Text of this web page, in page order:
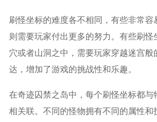
刷怪坐标的难度各不相同，有些非常容
则需要玩家付出更多的努力。有些刷怪
穴或者山洞之中，需要玩家穿越迷宫般
达，增加了游戏的挑战性和乐趣。
在奇迹囚禁之岛中，每个刷怪坐标都与
相关联。不同的怪物拥有不同的属性和